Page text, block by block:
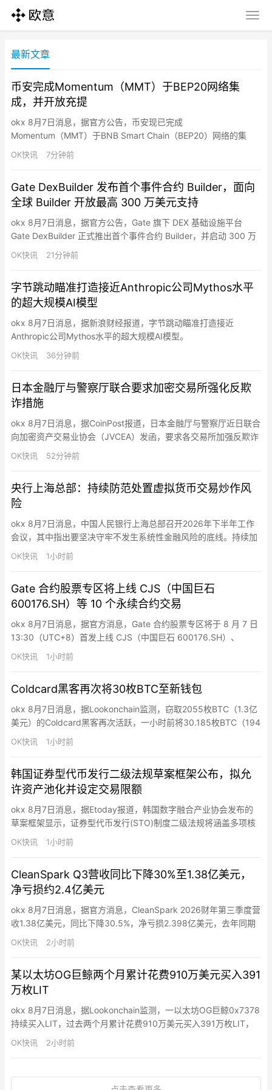
最新文章
币安完成Momentum（MMT）于BEP20网络集
成，并开放充提
okx 8月7日消息，据官方公告，币安现已完成
Momentum（MMT）于BNB Smart Chain（BEP20）网络的集
成，并开放充值、提现业务。
OK快讯 7分钟前
Gate DexBuilder 发布首个事件合约 Builder，面向
全球 Builder 开放最高 300 万美元支持
okx 8月7日消息，据官方公告，Gate 旗下 DEX 基础设施平台
Gate DexBuilder 正式推出首个事件合约 Builder，并启动 300 万
美元资助计划，面向全球项目方、开发者、社区及 Web3 应用开放
合作，推动事件合约市场生态建设。事件合约 Builder 致力于降低
支持、结算…
OK快讯 21分钟前
字节跳动瞄准打造接近Anthropic公司Mythos水平
的超大规模AI模型
okx 8月7日消息，据新浪财经报道，字节跳动瞄准打造接近
Anthropic公司Mythos水平的超大规模AI模型。
OK快讯 36分钟前
日本金融厅与警察厅联合要求加密交易所强化反欺
诈措施
okx 8月7日消息，据CoinPost报道，日本金融厅与警察厅近日联合
向加密资产交易业协会（JVCEA）发函，要求各交易所加强反欺诈
措施。此次要请共提出11项具体要求，包括提款地址需事先登记、
强化交易监控、开户时严格核对身份证明文件，以及在用户存入法
背景是社交媒体上的投资诈骗和“杀猪盘”骗局日益猖獗…
OK快讯 52分钟前
央行上海总部：持续防范处置虚拟货币交易炒作风
险
okx 8月7日消息，中国人民银行上海总部召开2026年下半年工作
会议，其中指出要坚决守牢不发生系统性金融风险的底线。持续加
大银行机构评级评估核查工作力度。加强系统重要性金融机构监测
分析。持续防范处置虚拟货币交易炒作风险。积极推动辖内机构规
化打击非法金融活动。持续完善宏观审慎管理机制框架。全面提升
跨境…
OK快讯 1小时前
Gate 合约股票专区将上线 CJS（中国巨石
600176.SH）等 10 个永续合约交易
okx 8月7日消息，据官方消息，Gate 合约股票专区将于 8 月 7 日
13:30（UTC+8）首发上线 CJS（中国巨石 600176.SH）、
SINOCERA（国瓷材料 300285.SZ）、TUNGSTEN（中钨高新
000657.SZ）、LUXSHARE（立讯精密 002475.SZ）、
OK快讯 1小时前
Coldcard黑客再次将30枚BTC至新钱包
okx 8月7日消息，据Lookonchain监测，窃取2055枚BTC（1.3亿
美元）的Coldcard黑客再次活跃，一小时前将30.185枚BTC（194
万美元）转移至新钱包。
OK快讯 1小时前
韩国证券型代币发行二级法规草案框架公布，拟允
许资产池化并设定交易限额
okx 8月7日消息，据Etoday报道，韩国数字融合产业协会发布的
草案框架显示，证券型代币发行(STO)制度二级法规将涵盖多项核
心内容，包括允许同类型基础资产打包发行即资产池化、设定普通
投资者场外交易年度限额、明确非典型证券场外交易平台准入要
方向与业界讨论整理，具体标准仍需经立法预告及监管审查后确
定…
OK快讯 1小时前
CleanSpark Q3营收同比下降30%至1.38亿美元，
净亏损约2.4亿美元
okx 8月7日消息，据官方消息，CleanSpark 2026财年第三季度营
收1.38亿美元，同比下降30.5%，净亏损2.398亿美元，去年同期
净利润2.574亿美元。调整后EBITDA为负1.13亿美元，去年同期为
正3.777亿美元。公司持有比特币价值8.149亿美元，总资产27亿美
了Sa…
OK快讯 2小时前
某以太坊OG巨鲸两个月累计花费910万美元买入391
万枚LIT
okx 8月7日消息，据Lookonchain监测，一以太坊OG巨鲸0x7378
持续买入LIT，过去两个月累计花费910万美元买入391万枚LIT，
均价2.33美元。
OK快讯 2小时前